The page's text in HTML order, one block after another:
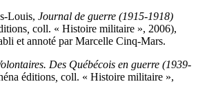
Louis, Journal de guerre (1915-1918)
coll. « Histoire militaire », 2006),
et annoté par Marcelle Cinq-Mars.
Des Québécois en guerre (1939-
éditions coll. « Histoire militaire »,